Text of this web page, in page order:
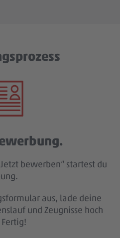
bewerben“ startest du
aus, lade deine
und Zeugnisse hoch